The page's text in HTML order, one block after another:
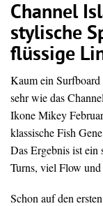
Channel
stylische
flüssige
Kaum ein Surfboard
sehr wie das
Ikone Mikey
klassische Fish
Das Ergebnis ist ein
Turns, viel Flow und
Schon auf den